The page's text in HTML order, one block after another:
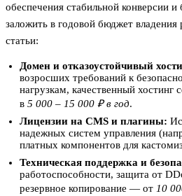
обеспечения стабильной конверсии
заложить в годовой бюджет
статьи:
Домен и отказоустойчивый
возросших требований к
нагрузкам, качественный хостинг
в 5 000 – 15 000 ₽ в год.
Лицензии на CMS и плагины:
надежных систем управления
платных компонентов для
Техническая поддержка и
работоспособности, защита от
резервное копирование — от 10